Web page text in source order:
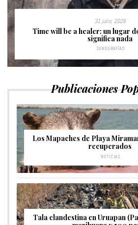
31 julio, 2026
Time will be a healer: un lugar
significa nada
SONOGRAFÍAS
Publicaciones
Los Mapaches de Playa
recuperados
NOTICIAS
Tala clandestina en Uruapan